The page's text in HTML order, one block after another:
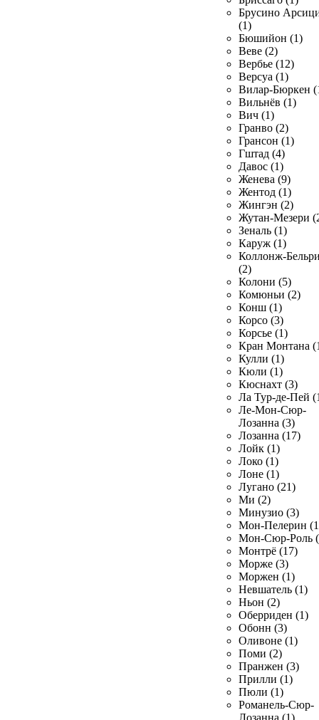
Брусино
(1)
Бюшийон (1)
Веве (2)
Вербье (12)
Версуа (1)
Вилар-Бюркен
Вильнёв (1)
Вич (1)
Гранво (2)
Грансон (1)
Гштад (4)
Давос (1)
Женева (9)
Жентод (1)
Жингэн (2)
Жутан-Мезери
Зеналь (1)
Каруж (1)
Коллонж-
(2)
Колони (5)
Комюньи (2)
Конш (1)
Корсо (3)
Корсье (1)
Кран Монтана
Кулли (1)
Кюли (1)
Кюснахт (3)
Ла Тур-де-Пей
Ле-Мон-Сюр-
Лозанна (3)
Лозанна (17)
Лойк (1)
Локо (1)
Лоне (1)
Лугано (21)
Ми (2)
Минузио (3)
Мон-Пелерин
Мон-Сюр-Роль
Монтрё (17)
Морже (3)
Моржен (1)
Невшатель (1)
Ньон (2)
Оберриден (1)
Обонн (3)
Оливоне (1)
Поми (2)
Пранжен (3)
Прилли (1)
Пюли (1)
Романель-Сюр-
Лозанна (1)